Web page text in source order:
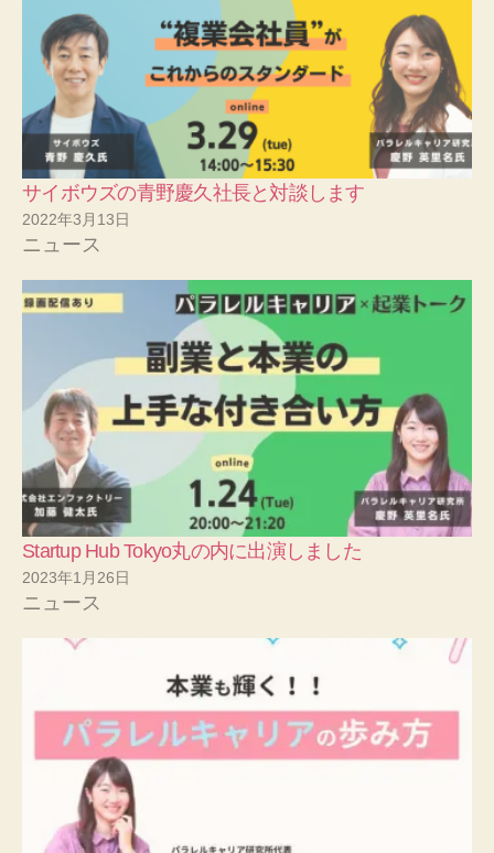
サイボウズの青野慶久社長と対談します
2022年3月13日
ニュース
Startup Hub Tokyo丸の内に出演しました
2023年1月26日
ニュース